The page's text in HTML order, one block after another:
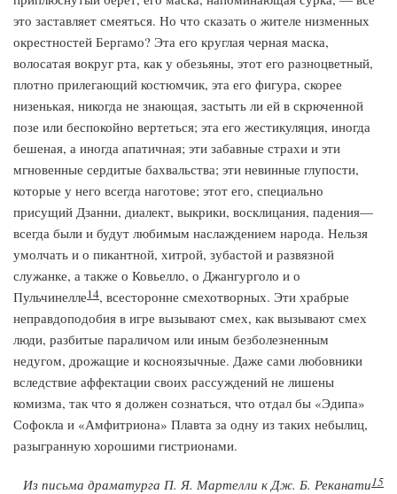
это заставляет смеяться. Но что сказать о жителе низменных
окрестностей Бергамо? Эта его круглая черная маска,
волосатая вокруг рта, как у обезьяны, этот его разноцветный,
плотно прилегающий костюмчик, эта его фигура, скорее
низенькая, никогда не знающая, застыть ли ей в скрюченной
позе или беспокойно вертеться; эта его жестикуляция, иногда
бешеная, а иногда апатичная; эти забавные страхи и эти
мгновенные сердитые бахвальства; эти невинные глупости,
которые у него всегда наготове; этот его, специально
присущий Дзанни, диалект, выкрики, восклицания, падения—
всегда были и будут любимым наслаждением народа. Нельзя
умолчать и о пикантной, хитрой, зубастой и развязной
служанке, а также о Ковьелло, о Джангурголо и о
Пульчинелле14, всесторонне смехотворных. Эти храбрые
неправдоподобия в игре вызывают смех, как вызывают смех
люди, разбитые параличом или иным безболезненным
недугом, дрожащие и косноязычные. Даже сами любовники
вследствие аффектации своих рассуждений не лишены
комизма, так что я должен сознаться, что отдал бы «Эдипа»
Софокла и «Амфитриона» Плавта за одну из таких небылиц,
разыгранную хорошими гистрионами.
Из письма драматурга П. Я. Мартелли к Дж. Б. Реканати15